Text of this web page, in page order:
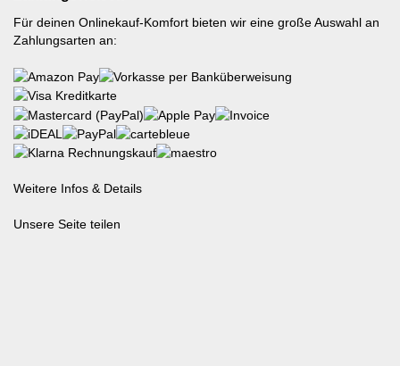
Für deinen Onlinekauf-Komfort bieten wir eine große Auswahl an
Zahlungsarten an:
Weitere Infos & Details
Unsere Seite teilen